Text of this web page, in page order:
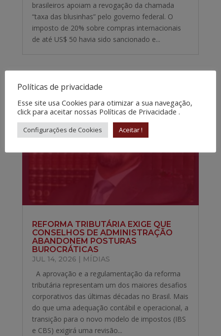
brasileiros apoiam a revogação da chamada
“taxa das blusinhas” pelo governo federal. O
imposto de 20% sobre compras internacionais
de até US$ 50 havia sido sancionado e...
REFORMA TRIBUTÁRIA EXIGE QUE
CONSELHOS DE ADMINISTRAÇÃO
ABANDONEM POSTURAS
BUROCRÁTICAS
JUL 14, 2026 | MÍDIAS
A aprovação e a regulamentação da reforma
tributária representam um dos maiores desafios
corporativos das últimas décadas no Brasil. Mais
do que uma adequação contábil e operacional, a
transição para o novo modelo de impostos (IBS
e CBS) exigirá uma revisão...
Políticas de privacidade
Esse site usa Cookies para otimizar a sua navegação,
click para aceitar nossas Políticas de Privacidade .
Configurações de Cookies Aceitar !